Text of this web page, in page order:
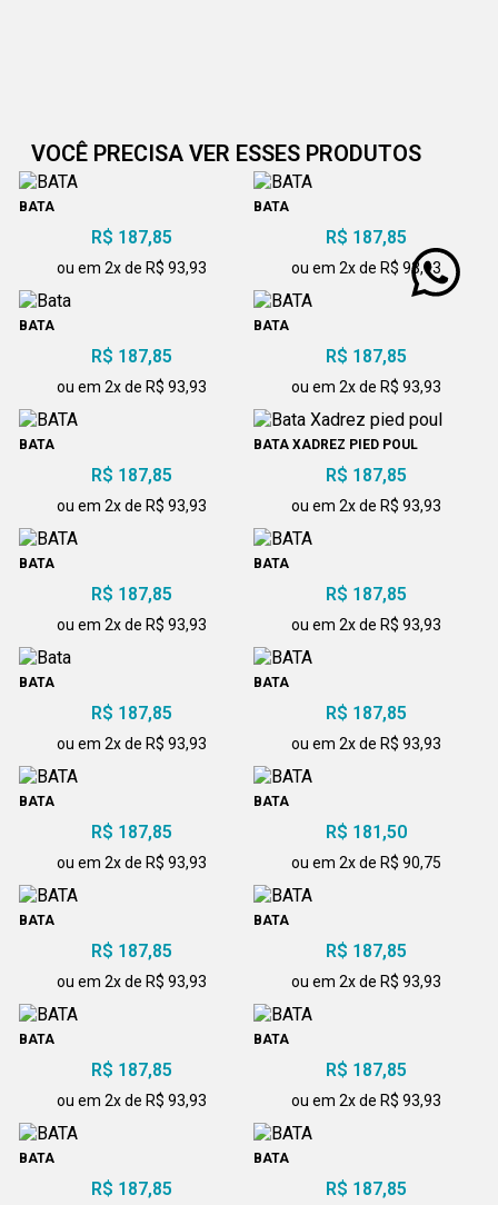
VOCÊ PRECISA VER ESSES PRODUTOS
BATA
R$ 187,85
ou em 2x de R$ 93,93
BATA
R$ 187,85
ou em 2x de R$ 93,93
BATA
R$ 187,85
ou em 2x de R$ 93,93
BATA
R$ 187,85
ou em 2x de R$ 93,93
BATA
R$ 187,85
ou em 2x de R$ 93,93
BATA XADREZ PIED POUL
R$ 187,85
ou em 2x de R$ 93,93
BATA
R$ 187,85
ou em 2x de R$ 93,93
BATA
R$ 187,85
ou em 2x de R$ 93,93
BATA
R$ 187,85
ou em 2x de R$ 93,93
BATA
R$ 187,85
ou em 2x de R$ 93,93
BATA
R$ 187,85
ou em 2x de R$ 93,93
BATA
R$ 181,50
ou em 2x de R$ 90,75
BATA
R$ 187,85
ou em 2x de R$ 93,93
BATA
R$ 187,85
ou em 2x de R$ 93,93
BATA
R$ 187,85
ou em 2x de R$ 93,93
BATA
R$ 187,85
ou em 2x de R$ 93,93
BATA
R$ 187,85
BATA
R$ 187,85